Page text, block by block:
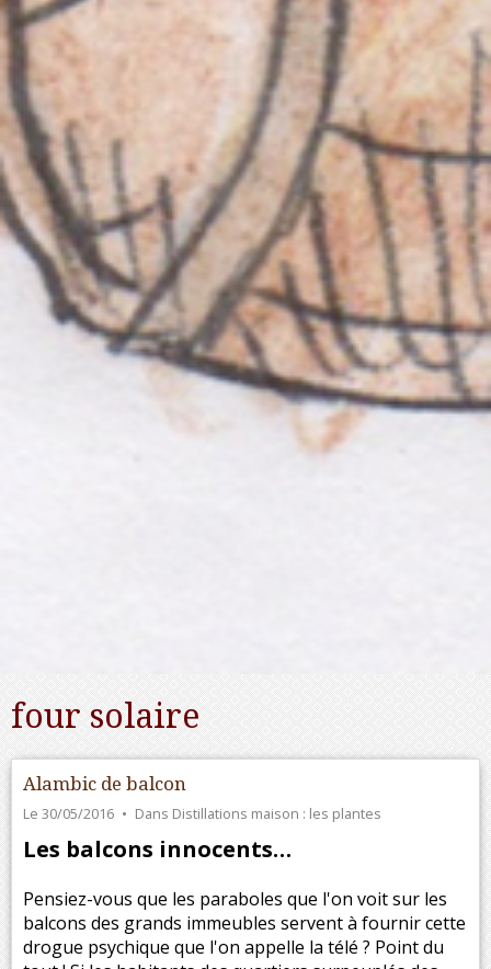
four solaire
Alambic de balcon
Le 30/05/2016 Dans Distillations maison : les plantes
Les balcons innocents…
Pensiez-vous que les paraboles que l'on voit sur les
balcons des grands immeubles servent à fournir cette
drogue psychique que l'on appelle la télé ? Point du